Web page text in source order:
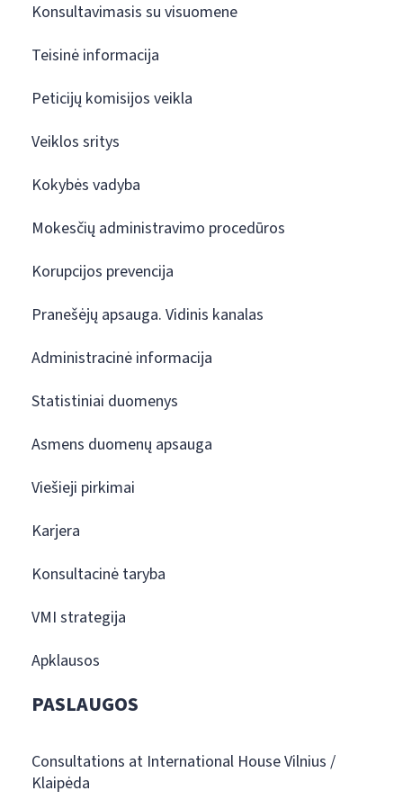
Konsultavimasis su visuomene
Teisinė informacija
Peticijų komisijos veikla
Veiklos sritys
Kokybės vadyba
Mokesčių administravimo procedūros
Korupcijos prevencija
Pranešėjų apsauga. Vidinis kanalas
Administracinė informacija
Statistiniai duomenys
Asmens duomenų apsauga
Viešieji pirkimai
Karjera
Konsultacinė taryba
VMI strategija
Apklausos
PASLAUGOS
Consultations at International House Vilnius /
Klaipėda